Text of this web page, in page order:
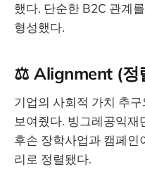
했다. 단순한 B2C 관계
형성했다.
⚖️ Alignment (정
기업의 사회적 가치 추
보여줬다. 빙그레공익
후손 장학사업과 캠페인
리로 정렬됐다.